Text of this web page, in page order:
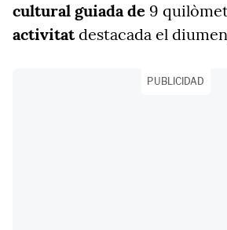
cultural guiada de 9
activitatdestacada el
PUBLICIDAD